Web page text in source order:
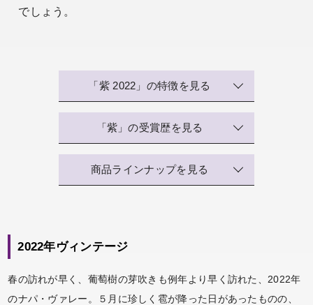
でしょう。
「紫 2022」の特徴を見る
「紫」の受賞歴を見る
商品ラインナップを見る
2022年ヴィンテージ
春の訪れが早く、葡萄樹の芽吹きも例年より早く訪れた、2022年
のナパ・ヴァレー。５月に珍しく雹が降った日があったものの、